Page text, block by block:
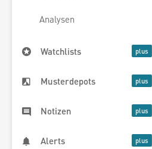
Analysen
Watchlists
Musterdepots
Notizen
Alerts